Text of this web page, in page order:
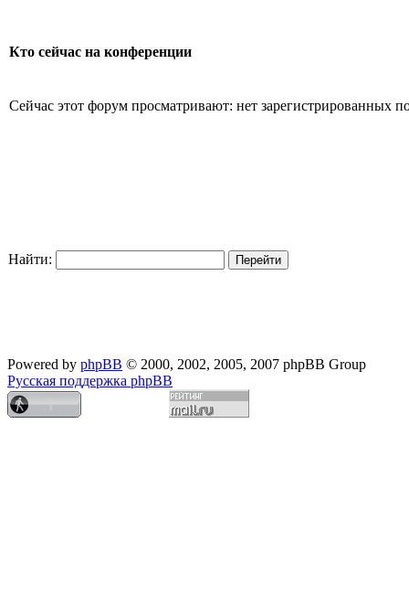
Кто сейчас на конференции
Сейчас этот форум просматривают: нет зарегистрированных
Найти:
Powered by phpBB © 2000, 2002, 2005, 2007 phpBB Group
Русская поддержка phpBB